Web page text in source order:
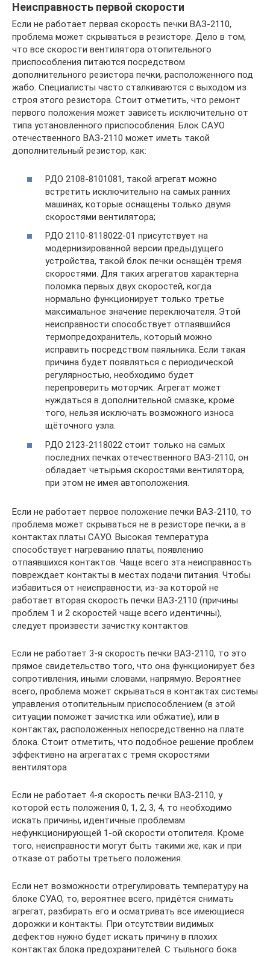
Неисправность первой скорости
Если не работает первая скорость печки ВАЗ-2110,
проблема может скрываться в резисторе. Дело в том,
что все скорости вентилятора отопительного
приспособления питаются посредством
дополнительного резистора печки, расположенного под
жабо. Специалисты часто сталкиваются с выходом из
строя этого резистора. Стоит отметить, что ремонт
первого положения может зависеть исключительно от
типа установленного приспособления. Блок САУО
отечественного ВАЗ-2110 может иметь такой
дополнительный резистор, как:
РДО 2108-8101081, такой агрегат можно
встретить исключительно на самых ранних
машинах, которые оснащены только двумя
скоростями вентилятора;
РДО 2110-8118022-01 присутствует на
модернизированной версии предыдущего
устройства, такой блок печки оснащён тремя
скоростями. Для таких агрегатов характерна
поломка первых двух скоростей, когда
нормально функционирует только третье
максимальное значение переключателя. Этой
неисправности способствует отпаявшийся
термопредохранитель, который можно
исправить посредством паяльника. Если такая
причина будет появляться с периодической
регулярностью, необходимо будет
перепроверить моторчик. Агрегат может
нуждаться в дополнительной смазке, кроме
того, нельзя исключать возможного износа
щёточного узла.
РДО 2123-2118022 стоит только на самых
последних печках отечественного ВАЗ-2110, он
обладает четырьмя скоростями вентилятора,
при этом не имея автоположения.
Если не работает первое положение печки ВАЗ-2110, то
проблема может скрываться не в резисторе печки, а в
контактах платы САУО. Высокая температура
способствует нагреванию платы, появлению
отпаявшихся контактов. Чаще всего эта неисправность
повреждает контакты в местах подачи питания. Чтобы
избавиться от неисправности, из-за которой не
работает вторая скорость печки ВАЗ-2110 (причины
проблем 1 и 2 скоростей чаще всего идентичны),
следует произвести зачистку контактов.
Если не работает 3-я скорость печки ВАЗ-2110, то это
прямое свидетельство того, что она функционирует без
сопротивления, иными словами, напрямую. Вероятнее
всего, проблема может скрываться в контактах системы
управления отопительным приспособлением (в этой
ситуации поможет зачистка или обжатие), или в
контактах, расположенных непосредственно на плате
блока. Стоит отметить, что подобное решение проблем
эффективно на агрегатах с тремя скоростями
вентилятора.
Если не работает 4-я скорость печки ВАЗ-2110, у
которой есть положения 0, 1, 2, 3, 4, то необходимо
искать причины, идентичные проблемам
нефункционирующей 1-ой скорости отопителя. Кроме
того, неисправности могут быть такими же, как и при
отказе от работы третьего положения.
Если нет возможности отрегулировать температуру на
блоке СУАО, то, вероятнее всего, придётся снимать
агрегат, разбирать его и осматривать все имеющиеся
дорожки и контакты. При отсутствии видимых
дефектов нужно будет искать причину в плохих
контактах блока предохранителей. С тыльного бока